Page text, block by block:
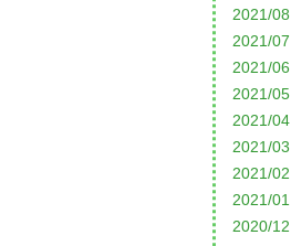
2021/08
2021/07
2021/06
2021/05
2021/04
2021/03
2021/02
2021/01
2020/12